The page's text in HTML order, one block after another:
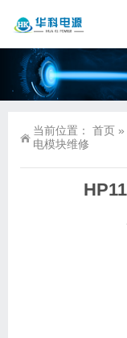
当前位置： 首页 »
电模块维修